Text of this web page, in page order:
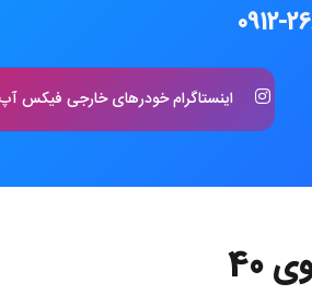
0912-
اینستاگرام خودرهای خارجی فیکس